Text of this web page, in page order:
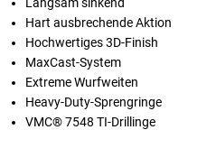
Hart ausbrechende Aktion
Hochwertiges 3D-Finish
MaxCast-System
Extreme Wurfweiten
Heavy-Duty-Sprengringe
VMC® 7548 TI-Drillinge